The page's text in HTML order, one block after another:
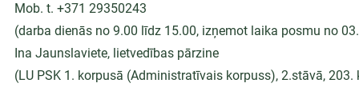
Mob. t. +371 29350243
(darba dienās no 9.00 līdz 15.00, izņemot laika posmu no
Ina Jaunslaviete, lietvedības pārzine
(LU PSK 1. korpusā (Administratīvais korpuss), 2.stāvā, 203.